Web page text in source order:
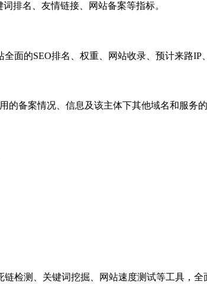
排名、友情链接、网站备案等指标。
面的SEO排名、权重、网站收录、预计来路IP
备案情况、信息及该主体下其他域名和服务的
检测、关键词挖掘、网站速度测试等工具，全